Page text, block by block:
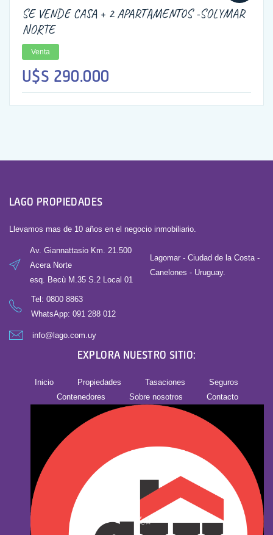
SE VENDE CASA + 2 APARTAMENTOS -SOLYMAR
NORTE
Venta
U$S 290.000
LAGO PROPIEDADES
Llevamos mas de 10 años en el negocio inmobiliario.
Av. Giannattasio Km. 21.500
Acera Norte
esq. Becù M.35 S.2 Local 01
Lagomar - Ciudad de la Costa -
Canelones - Uruguay.
Tel: 0800 8863
WhatsApp: 091 288 012
info@lago.com.uy
EXPLORA NUESTRO SITIO:
Inicio Propiedades Tasaciones
Seguros
Contenedores
Sobre nosotros Contacto